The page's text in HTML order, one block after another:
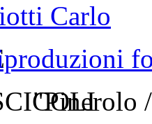
Carlo
"Pinerolo